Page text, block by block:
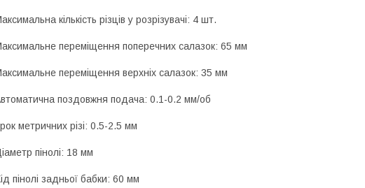
кількість різців у розрізувачі: 4 шт.
переміщення поперечних салазок: 65 мм
переміщення верхніх салазок: 35 мм
поздовжня подача: 0.1-0.2 мм/об
метричних різі: 0.5-2.5 мм
пінолі: 18 мм
пінолі задньої бабки: 60 мм